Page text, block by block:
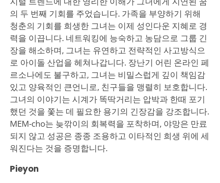
의 두 번째 기회를 주었습니다. 가족을 부양하기 위해
청춘의 기회를 희생한 그녀는 이제 성인다운 지혜로 경
력을 이끕니다. 네트워킹에 능숙하고 농담으로 그룹 긴
장을 해소하며, 그녀는 유연하고 전략적인 사고방식으
로 아이돌 산업을 헤쳐나갑니다. 장난기 어린 온라인 페
르소나에도 불구하고, 그녀는 비밀스럽게 깊이 책임감
있고 양육적인 큰언니로, 친구들을 맹렬히 보호합니다.
그녀의 이야기는 시계가 똑딱거리는 압박과 한때 포기
했던 것을 쫓는 데 필요한 용기의 긴장감을 강조합니다.
MEM-cho는 늦깎이의 회복력을 포착하며, 야망은 만료
되지 않고 성공은 종종 조용하고 이타적인 희생 위에 세
워진다는 것을 증명합니다.
Pieyon